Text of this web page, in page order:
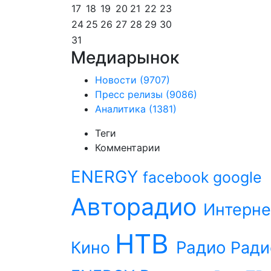
17 18 19 20 21 22 23
24 25 26 27 28 29 30
31
Медиарынок
Новости (9707)
Пресс релизы (9086)
Аналитика (1381)
Теги
Комментарии
ENERGY facebook google
Авторадио
Кино НТВ Радио